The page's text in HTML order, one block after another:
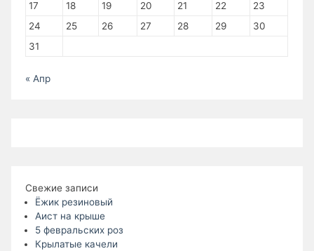
17
18 19 20 21 22
23
24
25 26 27 28 29
30
31
« Апр
Свежие записи
Ёжик резиновый
Аист на крыше
5 февральских роз
Крылатые качели